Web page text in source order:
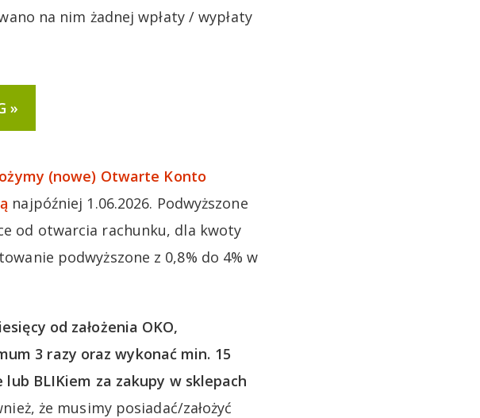
na nim żadnej wpłaty / wypłaty
(nowe) Otwarte Konto
najpóźniej 1.06.2026. Podwyższone
od otwarcia rachunku, dla kwoty
podwyższone z 0,8% do 4% w
od założenia OKO,
3 razy oraz wykonać min. 15
BLIKiem za zakupy w sklepach
że musimy posiadać/założyć